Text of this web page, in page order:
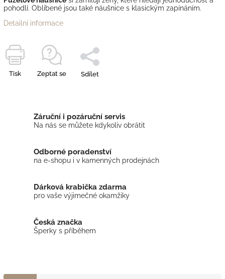
pohodlí. Oblíbené jsou také náušnice s klasickým zapínáním.
Detailní informace
Tisk Zeptat se Sdílet
Záruční i pozáruční servis
Na nás se můžete kdykoliv obrátit
Odborné poradenství
na e-shopu i v kamenných prodejnách
Dárková krabička zdarma
pro vaše výjimečné okamžiky
Česká značka
Šperky s příběhem